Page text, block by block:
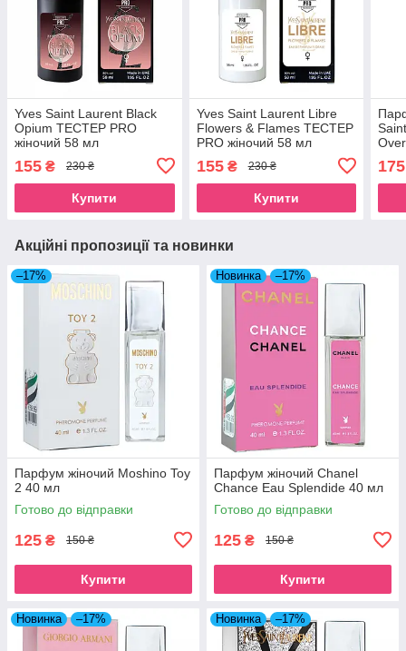
Yves Saint Laurent Black
Opium TECТЕР PRO
жіночий 58 мл
155 ₴ 230 ₴
Купити
Yves Saint Laurent Libre
Flowers & Flames ТЕСТЕР
PRO жіночий 58 мл
155₴ 230 ₴
Купити
175
Акційні пропозиції та новинки
–17%
Парфум жіночий Moshino Toy
2 40 мл
Готово до відправки
125 ₴ 150 ₴
Купити
Новинка –17%
Парфум жіночий Chanel
Chance Eau Splendide 40 мл
Готово до відправки
125 ₴ 150 ₴
Купити
Новинка –17% Новинка –17%